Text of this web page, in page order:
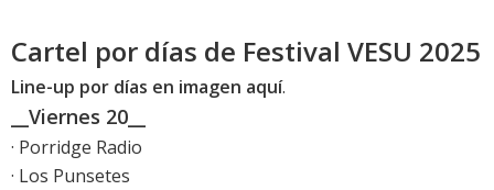
Cartel por días de Festival VESU 2025
Line-up por días en imagen aquí.
__Viernes 20__
· Porridge Radio
· Los Punsetes